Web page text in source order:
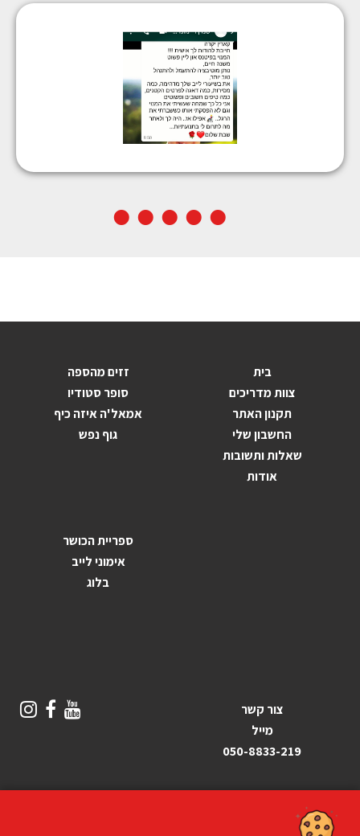
בית
צוות מדריכים
תקנון האתר
החשבון שלי
שאלות ותשובות
אודות
זזים מהספה
סופר סטודיו
אמאל'ה איזה כיף
גוף נפש
ספריית הכושר
אימוני לייב
בלוג
צור קשר
מייל
050-8833-219